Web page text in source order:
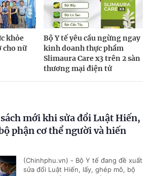
khỏe
cho nữ
Bộ Y tế yêu cầu ngừng ngay
kinh doanh thực phẩm
Slimaura Care x3 trên 2 sàn
thương mại điện tử
mới khi sửa đổi Luật Hiến,
phận cơ thể người và hiến
(Chinhphu.vn) - Bộ Y tế đang đề xuất
sửa đổi Luật Hiến, lấy, ghép mô, bộ